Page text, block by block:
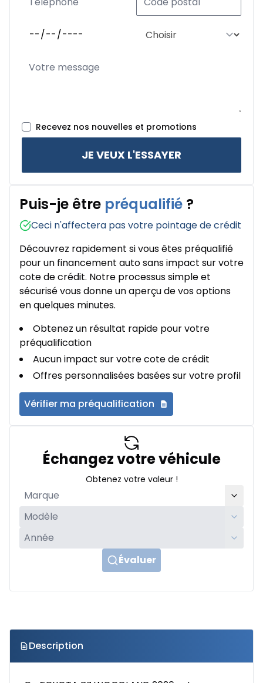
Recevez nos nouvelles et promotions
JE VEUX L'ESSAYER
Puis-je être préqualifié ?
Ceci n'affectera pas votre pointage de crédit
Découvrez rapidement si vous êtes préqualifié
pour un financement auto sans impact sur votre
cote de crédit. Notre processus simple et
sécurisé vous donne un aperçu de vos options
en quelques minutes.
Obtenez un résultat rapide pour votre
préqualification
Aucun impact sur votre cote de crédit
Offres personnalisées basées sur votre profil
Vérifier ma préqualification
Échangez votre véhicule
Obtenez votre valeur !
Évaluer
Description